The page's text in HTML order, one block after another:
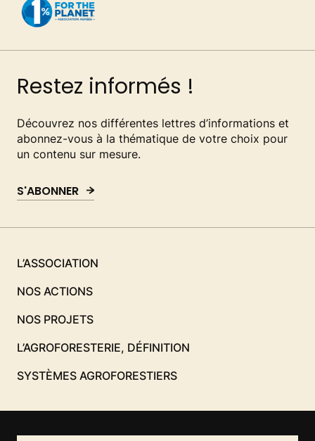
Restez informés !
Découvrez nos différentes lettres d’informations et
abonnez-vous à la thématique de votre choix pour
un contenu sur mesure.
S'ABONNER
L’ASSOCIATION
NOS ACTIONS
NOS PROJETS
L’AGROFORESTERIE, DÉFINITION
SYSTÈMES AGROFORESTIERS